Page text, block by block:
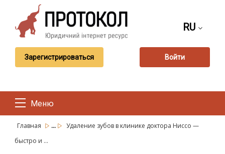
RU
Зарегистрироваться Войти
Меню
Главная ...
Удаление зубов в клинике доктора Ниссо —
быстро и ...